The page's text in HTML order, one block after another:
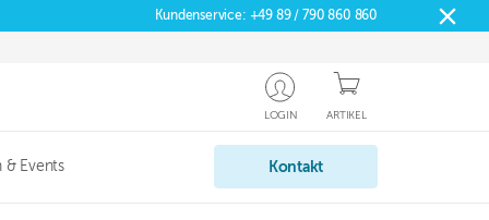
Kundenservice: +49 89 / 790 860 860
LOGIN ARTIKEL
& Events Kontakt